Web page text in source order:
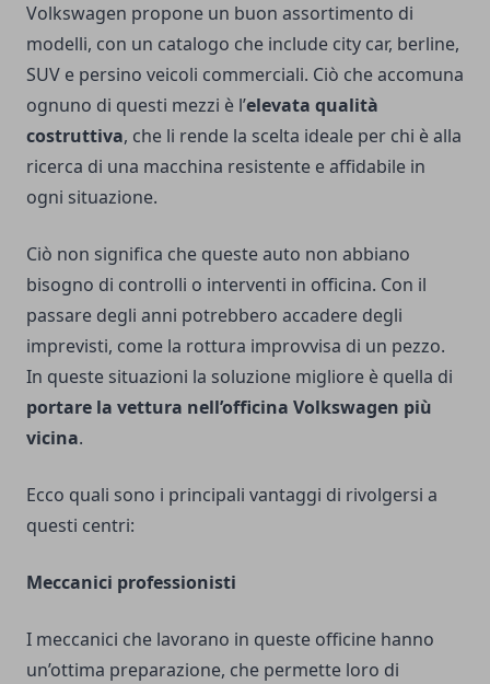
Volkswagen propone un buon assortimento di
modelli, con un catalogo che include city car, berline,
SUV e persino veicoli commerciali. Ciò che accomuna
ognuno di questi mezzi è l’elevata qualità
costruttiva, che li rende la scelta ideale per chi è alla
ricerca di una macchina resistente e affidabile in
ogni situazione.
Ciò non significa che queste auto non abbiano
bisogno di controlli o interventi in officina. Con il
passare degli anni potrebbero accadere degli
imprevisti, come la rottura improvvisa di un pezzo.
In queste situazioni la soluzione migliore è quella di
portare la vettura nell’officina Volkswagen più
vicina.
Ecco quali sono i principali vantaggi di rivolgersi a
questi centri:
Meccanici professionisti
I meccanici che lavorano in queste officine hanno
un’ottima preparazione, che permette loro di